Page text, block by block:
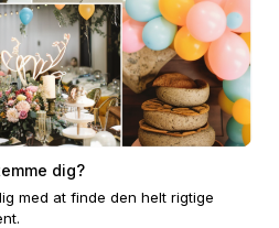
dig?
med at finde den helt rigtige